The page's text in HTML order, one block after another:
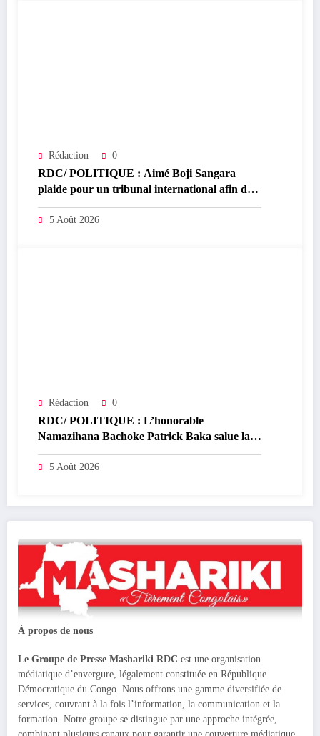
Rédaction 0
RDC/ POLITIQUE : Aimé Boji Sangara
plaide pour un tribunal international afin de
rendre justice aux victimes des conflits en
RDC
5 Août 2026
Rédaction 0
RDC/ POLITIQUE : L’honorable
Namazihana Bachoke Patrick Baka salue la
suspension de l’arrêté interministériel sur
l’économie numérique
5 Août 2026
À propos de nous
Le Groupe de Presse Mashariki RDC est une organisation
médiatique d’envergure, légalement constituée en République
Démocratique du Congo. Nous offrons une gamme diversifiée de
services, couvrant à la fois l’information, la communication et la
formation. Notre groupe se distingue par une approche intégrée,